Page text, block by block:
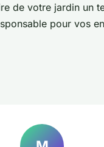
de votre jardin un
pour vos